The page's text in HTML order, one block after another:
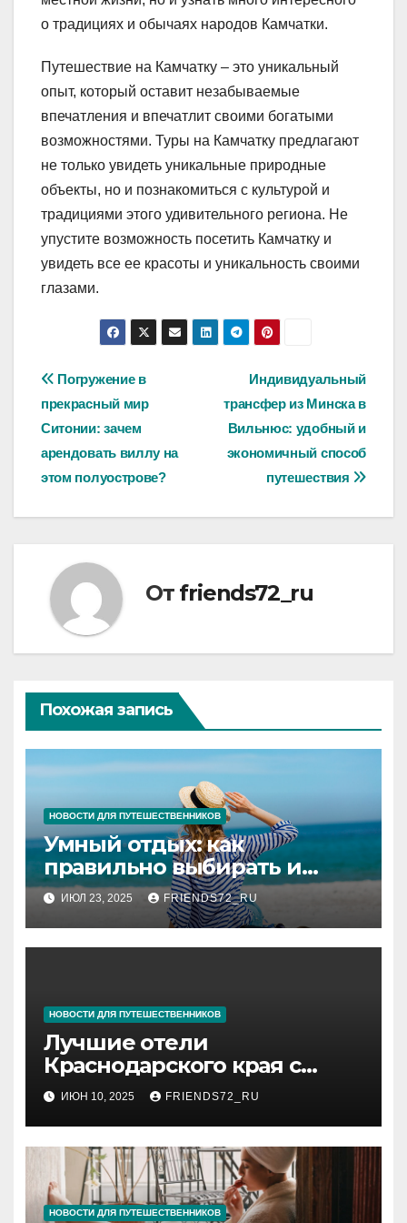
о традициях и обычаях народов Камчатки.
Путешествие на Камчатку – это уникальный
опыт, который оставит незабываемые
впечатления и впечатлит своими богатыми
возможностями. Туры на Камчатку предлагают
не только увидеть уникальные природные
объекты, но и познакомиться с культурой и
традициями этого удивительного региона. Не
упустите возможность посетить Камчатку и
увидеть все ее красоты и уникальность своими
глазами.
Навигация
по
записям
Индивидуальный
трансфер из Минска в
Вильнюс: удобный и
экономичный способ
путешествия
Погружение в
прекрасный мир
Ситонии: зачем
арендовать виллу на
этом полуострове?
От friends72_ru
Похожая запись
НОВОСТИ ДЛЯ ПУТЕШЕСТВЕННИКОВ
Умный отдых: как
правильно выбирать и
покупать туры
ИЮЛ 23, 2025 FRIENDS72_RU
НОВОСТИ ДЛЯ ПУТЕШЕСТВЕННИКОВ
Лучшие отели
Краснодарского края с
бассейном
ИЮН 10, 2025 FRIENDS72_RU
НОВОСТИ ДЛЯ ПУТЕШЕСТВЕННИКОВ